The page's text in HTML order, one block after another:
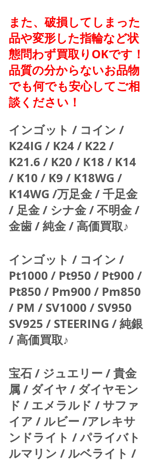
また、破損してしまった
品や変形した指輪など状
態問わず買取りOKです！
品質の分からないお品物
でも何でも安心してご相
談ください！
インゴット / コイン /
K24IG / K24 / K22 /
K21.6 / K20 / K18 / K14
/ K10 / K9 / K18WG /
K14WG /万足金 / 千足金
/ 足金 / シナ金 / 不明金 /
金歯 / 純金 / 高価買取♪
インゴット / コイン /
Pt1000 / Pt950 / Pt900 /
Pt850 / Pm900 / Pm850
/ PM / SV1000 / SV950
SV925 / STEERING / 純銀
/ 高価買取♪
宝石 / ジュエリー / 貴金
属 / ダイヤ / ダイヤモン
ド / エメラルド / サファ
イア / ルビー /アレキサ
ンドライト / パライバト
ルマリン / ルベライト /